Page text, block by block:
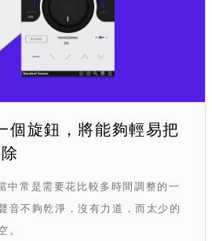
個旋鈕，將能夠輕易把
中常是需要花比較多時間調整的一
音不夠乾淨，沒有力道，而太少的
。